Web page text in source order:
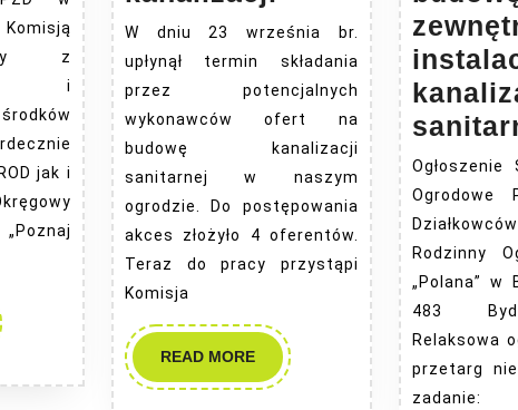
Rajd
Rowerowy
z
i
jak i
oferty
na
budowę
kanalizacji
W dniu 23 września br.
upłynął termin składania
przez potencjalnych
wykonawców ofert na
budowę kanalizacji
sanitarnej w naszym
ogrodzie. Do postępowania
akces złożyło 4 oferentów.
Teraz do pracy przystąpi
Komisja
READ MOREREAD
MORE
Ogłoszenie
Ogrodowe
Rodzinny
„Polana” w
483
Relaksowa
przetarg